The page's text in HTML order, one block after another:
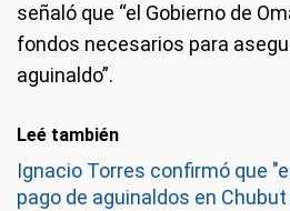
señaló que “el Gobierno de
fondos necesarios para
aguinaldo”.
Leé también
Ignacio Torres confirmó que
pago de aguinaldos en